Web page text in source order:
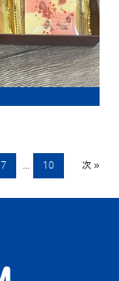
7 10 次 »